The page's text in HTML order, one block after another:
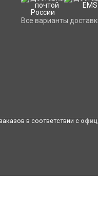
Все варианты
в соответствии с